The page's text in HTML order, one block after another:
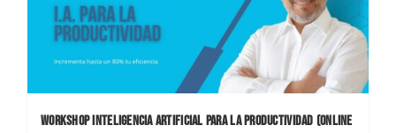
WORKSHOP INTELIGENCIA ARTIFICIAL PARA LA PRODUCTIVIDAD (ONLINE